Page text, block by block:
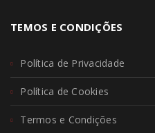
TEMOS E CONDIÇÕES
Política de Privacidade
Política de Cookies
Termos e Condições